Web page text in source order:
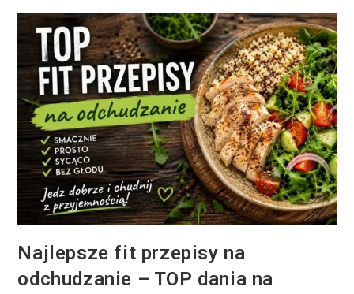
Najlepsze fit przepisy na
odchudzanie – TOP dania na